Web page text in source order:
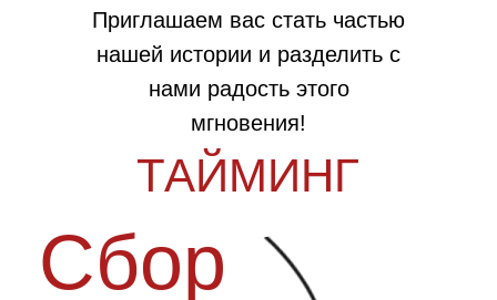
Приглашаем вас стать частью
нашей истории и разделить с
нами радость этого
мгновения!
16:00
Церемония
Банкет
Вы станете свидетелями
того, как мы скажем друг
другу "Да"